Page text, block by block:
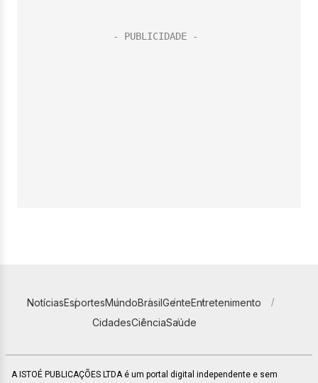
NotíciasEsportesMundoBrasilGenteEntretenimento
CidadesCiênciaSaúde
A ISTOÉ PUBLICAÇÕES LTDA é um portal digital independente e sem